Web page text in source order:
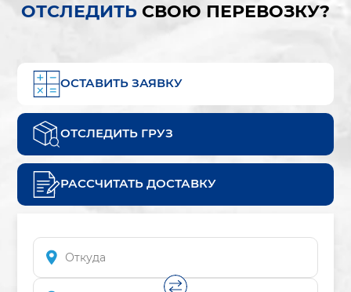
ОТСЛЕДИТЬ СВОЮ ПЕРЕВОЗКУ?
ОСТАВИТЬ ЗАЯВКУ
ОТСЛЕДИТЬ ГРУЗ
РАССЧИТАТЬ ДОСТАВКУ